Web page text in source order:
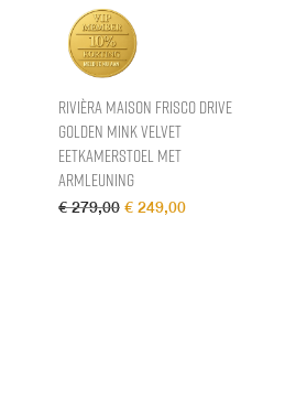
Rivièra Maison Frisco Drive
Golden Mink Velvet
Eetkamerstoel met
armleuning
€279,00 Oorspronkelijke prijs
€ 249,00Huidige prijs